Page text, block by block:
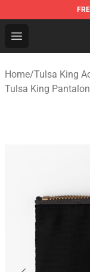
Open menu
Tulsa King
Home/Tulsa King
Tulsa King